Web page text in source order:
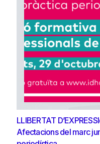
LLIBERTAT
Afectacions del marc